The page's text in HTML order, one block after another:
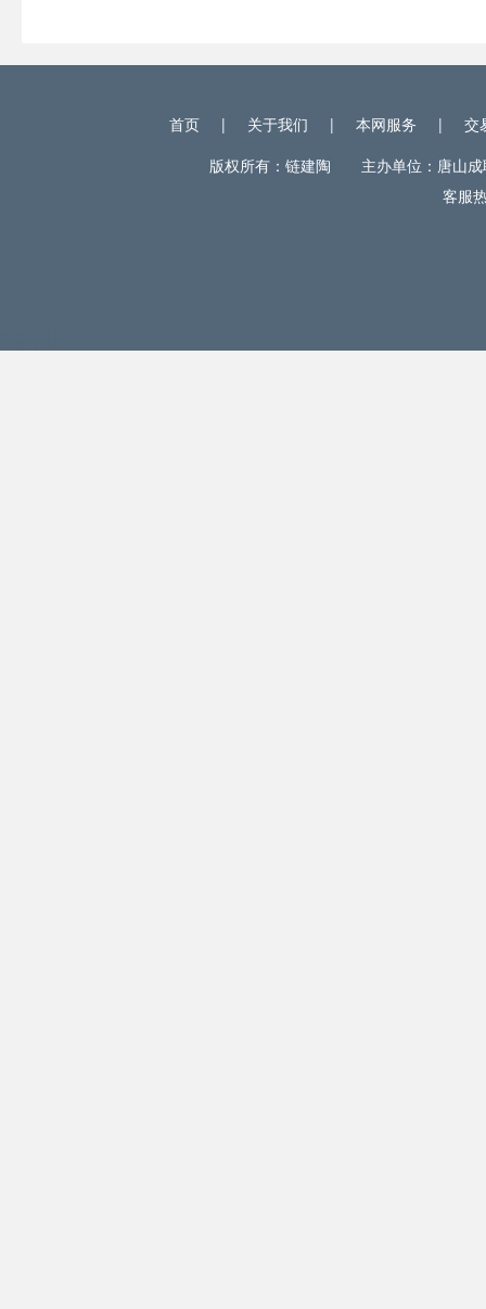
首页 | 关于我们 | 本网服务 |
交
版权所有：链建陶 主办单位：唐山
客服